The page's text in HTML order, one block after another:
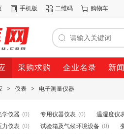
手机版 二维码 购物车
采购求购 企业名录 新
> 仪表 > 电子测量仪器
学仪器 (0) 专用仪器仪表 (0) 温湿度仪
力仪表 (0) 试验箱及气候环境设备 (0)